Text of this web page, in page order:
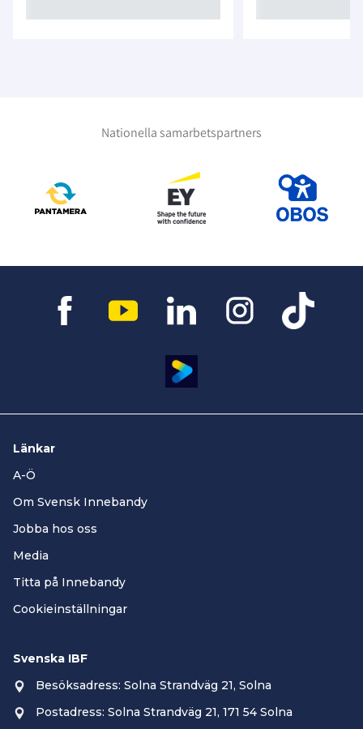
Nationella samarbetspartners
Länkar
A-Ö
Om Svensk Innebandy
Jobba hos oss
Media
Titta på Innebandy
Cookieinställningar
Svenska IBF
Besöksadress: Solna Strandväg 21, Solna
Postadress: Solna Strandväg 21, 171 54 Solna